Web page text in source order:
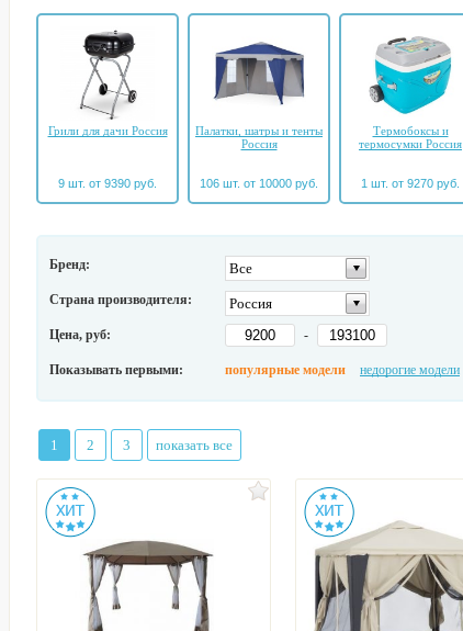
Грили для дачи Россия
9 шт. от 9390 руб.
Палатки, шатры и тенты
Россия
106 шт. от 10000 руб.
Термобоксы и
термосумки Россия
1 шт. от 9270 руб.
Бренд: Все
Страна производителя: Россия
Цена, руб: -
Показывать первыми: популярные модели недорогие модели
1 2 3 показать все